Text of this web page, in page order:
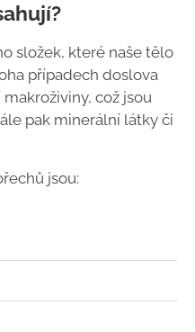
složek, které naše tělo
případech doslova
což jsou
pak minerální látky či
jsou: